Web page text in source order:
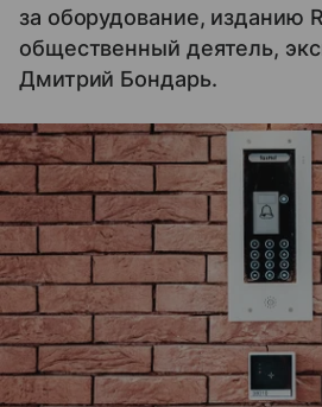
за оборудование, изданию
общественный деятель,
Дмитрий Бондарь.